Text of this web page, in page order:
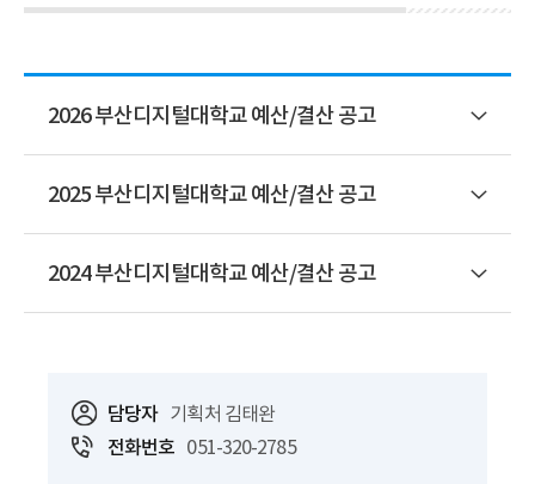
2026 부산디지털대학교 예산/결산 공고
2025 부산디지털대학교 예산/결산 공고
2024 부산디지털대학교 예산/결산 공고
담당자 기획처 김태완
전화번호 051-320-2785